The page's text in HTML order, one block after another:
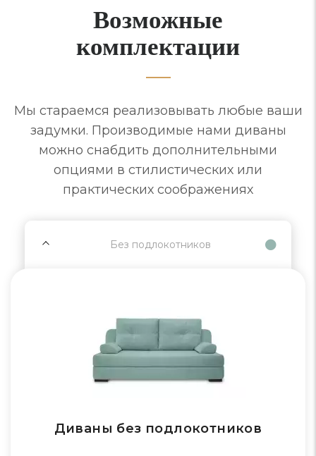
Возможные
комплектации
Мы стараемся реализовывать любые ваши
задумки. Производимые нами диваны
можно снабдить дополнительными
опциями в стилистических или
практических соображениях
Без подлокотников
Диваны без подлокотников